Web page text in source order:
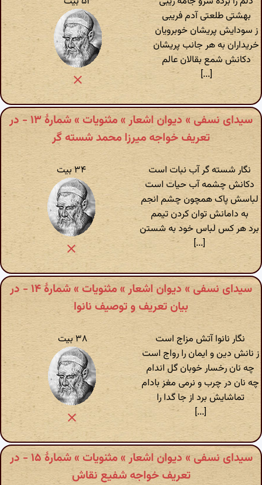
بهشتی طلعتی آدم فریبی
ز سودایش پریشان خوبرویان
خریداران به هر جانب پریشان
دکانش شمع بقالان عالم
[...]
سیدای نسفی » دیوان اشعار » مثنویات » شمارهٔ ۱۳ - در
تعریف خواجه میرزا محمد شسته گر
نگار شسته گر آب نبات است
دکانش چشمه آب حیات است
لباسش پاک همچون چشم انجم
به دامانش توان کردن تیمم
برد هر کس لباس خود به شستن
[...]
۳۴ بیت
سیدای نسفی » دیوان اشعار » مثنویات » شمارهٔ ۱۴ - در
بیان تعریف و توصیف نانوا
نگار نانوا آتش مزاج است
ز نانش دین و ایمان را رواج است
چه نان رخسار خوبان گل اندام
چه نان در چرب و نرمی مغز بادام
تماشایش برد از جا گدا را
[...]
۳۸ بیت
سیدای نسفی » دیوان اشعار » مثنویات » شمارهٔ ۱۵ - در
تعریف خواجه شفیع نقاش